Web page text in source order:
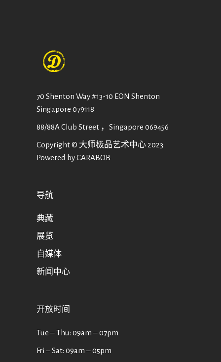
70 Shenton Way #13-10 EON Shenton
Singapore 079118
88/88A Club Street ，Singapore 069456
Copyright © 大师极品艺术中心 2023
Powered by CARABOB
导航
典藏
展览
自媒体
新闻中心
开放时间
Tue ‒ Thu: 09am ‒ 07pm
Fri ‒ Sat: 09am ‒ 05pm